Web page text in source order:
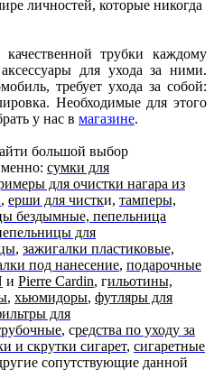
личностей, которые никогда
трубки каждому
для ухода за ними.
требует ухода за собой:
Необходимые для этого
у нас в магазине.
большой выбор
сумки для
для очистки нагара из
, ерши для чистки, тамперы,
бездымные, пепельница
для
, зажигалки пластиковые,
под нанесение, подарочные
и Pierre Cardin, гильотины,
, хьюмидоры, футляры для
для
, средства по уходу за
и скрутки сигарет, сигаретные
сопутствующие данной